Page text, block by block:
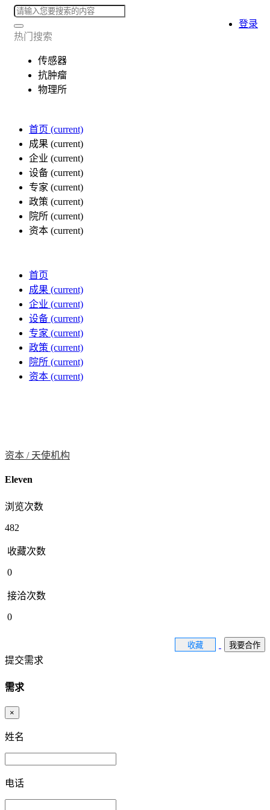
热门搜索
传感器
抗肿瘤
物理所
首页 (current)
成果 (current)
企业 (current)
设备 (current)
专家 (current)
政策 (current)
院所 (current)
资本 (current)
登录
首页
成果 (current)
企业 (current)
设备 (current)
专家 (current)
政策 (current)
院所 (current)
资本 (current)
资本 / 天使机构
Eleven
浏览次数
482
收藏次数
0
接洽次数
0
收藏 我要合作
提交需求
需求
×
姓名
电话